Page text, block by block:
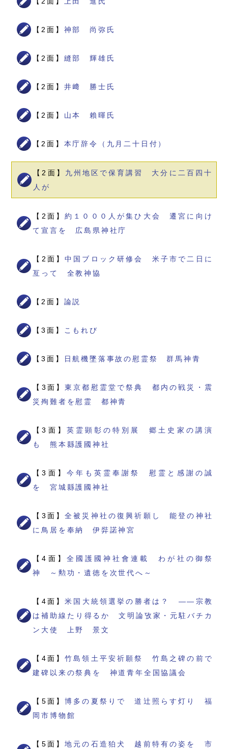
【2面】 神部 尚弥氏
【2面】 縫部 輝雄氏
【2面】 井﨑 勝士氏
【2面】 山本 賴暉氏
【2面】 本庁辞令（九月二十日付）
【2面】 九州地区で保育講習 大分に二百四十
人が
【2面】約１０００人が集ひ大会 遷宮に向け
て宣言を 広島県神社庁
【2面】中国ブロック研修会 米子市で二日に
亙って 全教神協
【2面】 論説
【3面】 こもれび
【3面】 日航機墜落事故の慰霊祭 群馬神青
【3面】東京都慰霊堂で祭典 都内の戦災・震
災殉難者を慰霊 都神青
【3面】 英霊顕彰の特別展 郷土史家の講演
も 熊本縣護國神社
【3面】 今年も英霊奉謝祭 慰霊と感謝の誠
を 宮城縣護國神社
【3面】全被災神社の復興祈願し 能登の神社
に鳥居を奉納 伊弉諾神宮
【4面】 全國護國神社會連載 わが社の御祭
神 ～勲功・遺徳を次世代へ～
【4面】米国大統領選挙の勝者は？ ――宗教
は補助線たり得るか 文明論攷家・元駐バチカ
ン大使 上野 景文
【4面】竹島領土平安祈願祭 竹島之碑の前で
建碑以来の祭典を 神道青年全国協議会
【5面】博多の夏祭りで 道辻照らす灯り 福
岡市博物館
【5面】地元の石造狛犬 越前特有の姿を 市